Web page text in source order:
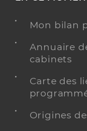
Mon bilan
Annuaire
cabinets
Carte des
Origines